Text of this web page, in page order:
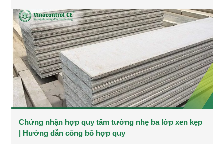
Chứng nhận hợp quy tấm tường nhẹ ba lớp xen kẹp
| Hướng dẫn công bố hợp quy